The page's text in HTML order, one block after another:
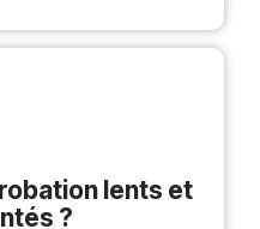
lents et
?